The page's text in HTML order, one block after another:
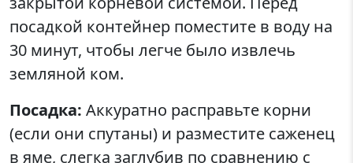
посадкой контейнер поместите в воду на
30 минут, чтобы легче было извлечь
земляной ком.
Посадка: Аккуратно расправьте корни
(если они спутаны) и разместите саженец
в яме, слегка заглубив по сравнению с